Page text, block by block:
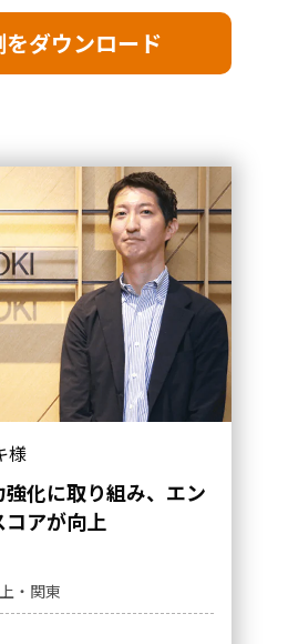
ダウンロード
様
化に取り組み、エン
コアが向上
・関東